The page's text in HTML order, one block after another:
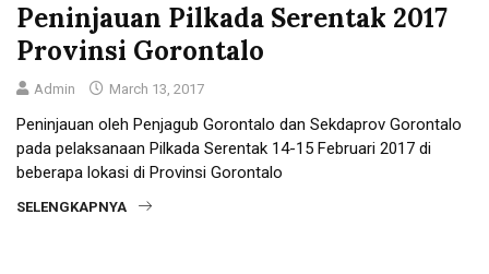
Peninjauan Pilkada Serentak 2017
Provinsi Gorontalo
Admin March 13, 2017
Peninjauan oleh Penjagub Gorontalo dan Sekdaprov Gorontalo
pada pelaksanaan Pilkada Serentak 14-15 Februari 2017 di
beberapa lokasi di Provinsi Gorontalo
SELENGKAPNYA